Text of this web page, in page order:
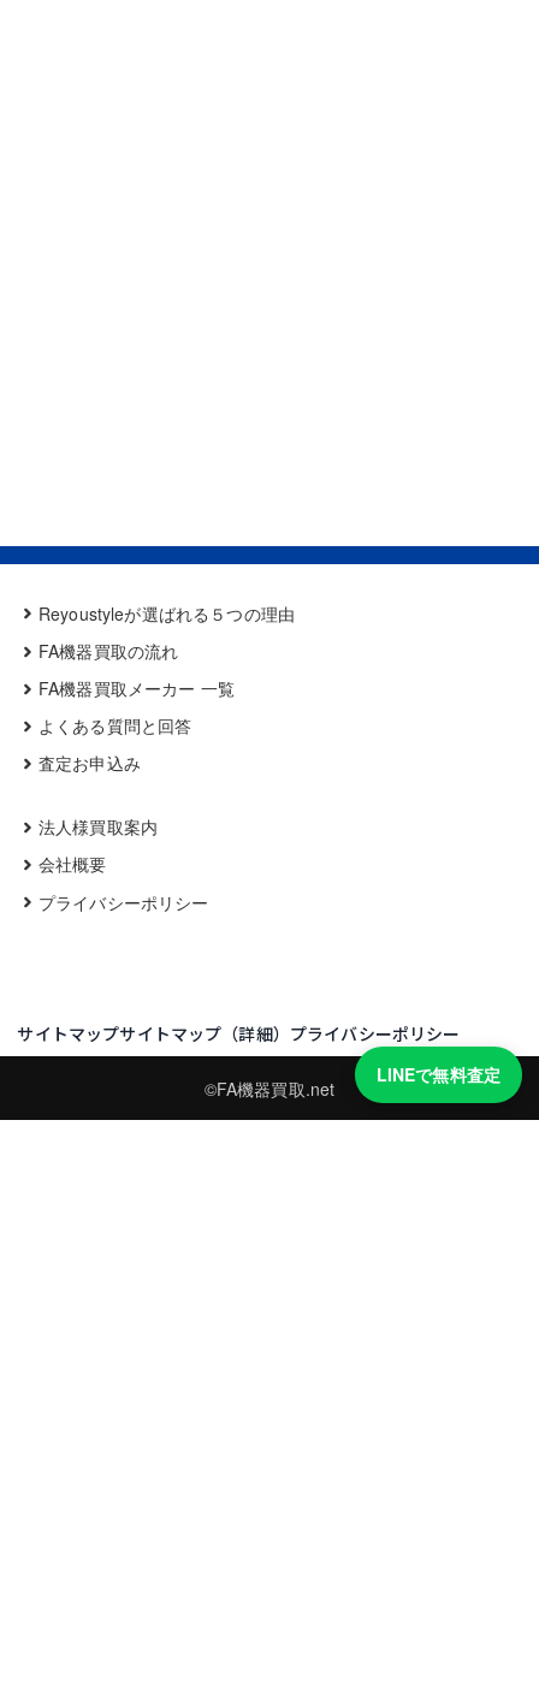
Reyoustyleが選ばれる５つの理由
FA機器買取の流れ
FA機器買取メーカー 一覧
よくある質問と回答
査定お申込み
法人様買取案内
会社概要
プライバシーポリシー
サイトマップサイトマップ（詳細） プライバシーポリシー
©FA機器買取.net
LINEで無料査定